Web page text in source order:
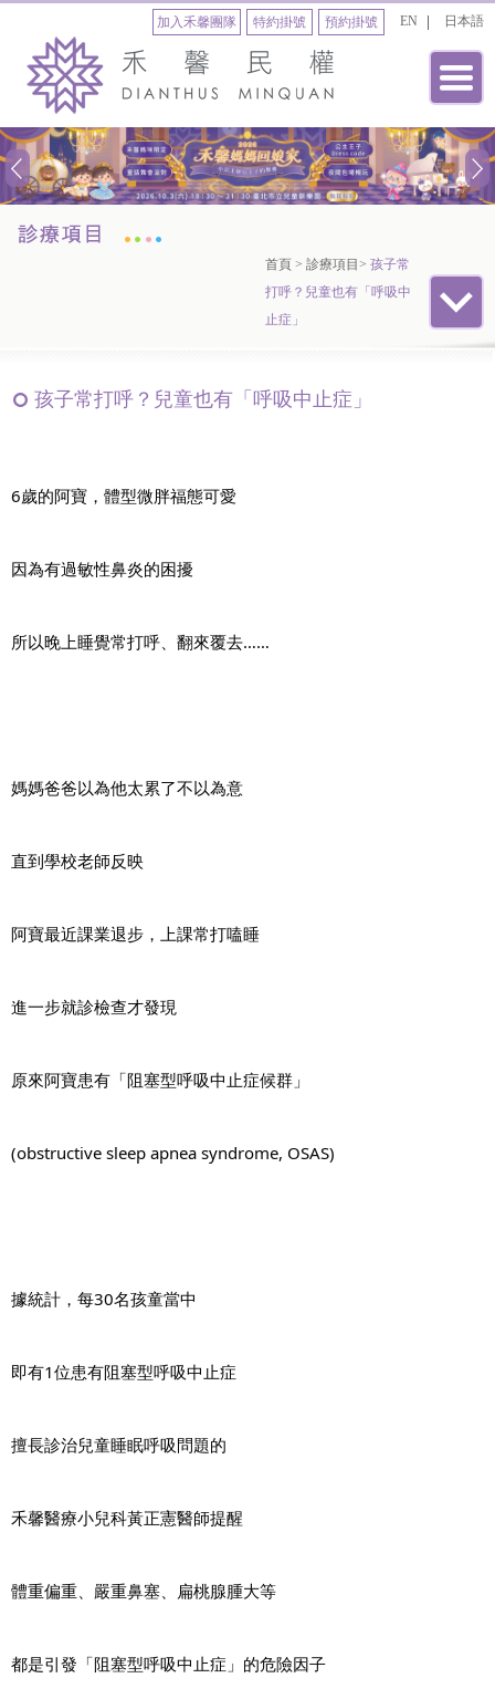
日本語
EN
加入禾馨團隊 預約掛號
特約掛號
首頁 > 診療項目 > 孩子常
打呼？兒童也有「呼吸中
止症」
孩子常打呼？兒童也有「呼吸中止症」
6歲的阿寶，體型微胖福態可愛
因為有過敏性鼻炎的困擾
所以晚上睡覺常打呼、翻來覆去……
媽媽爸爸以為他太累了不以為意
直到學校老師反映
阿寶最近課業退步，上課常打嗑睡
進一步就診檢查才發現
原來阿寶患有「阻塞型呼吸中止症候群」
(obstructive sleep apnea syndrome, OSAS)
據統計，每30名孩童當中
即有1位患有阻塞型呼吸中止症
擅長診治兒童睡眠呼吸問題的
禾馨醫療小兒科黃正憲醫師提醒
體重偏重、嚴重鼻塞、扁桃腺腫大等
都是引發「阻塞型呼吸中止症」的危險因子